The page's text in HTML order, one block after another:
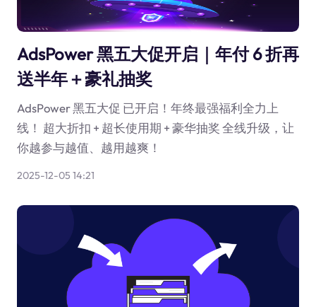
AdsPower 黑五大促开启｜年付 6 折再
送半年＋豪礼抽奖
AdsPower 黑五大促 已开启！年终最强福利全力上
线！ 超大折扣 + 超长使用期 + 豪华抽奖 全线升级，让
你越参与越值、越用越爽！
2025-12-05 14:21